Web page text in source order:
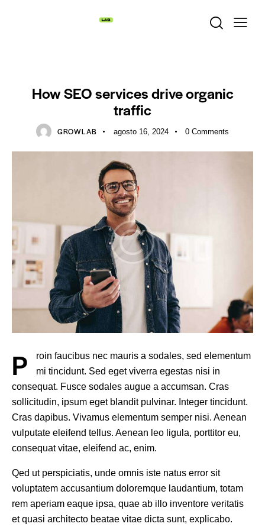
How SEO services drive organic
traffic
GROWLAB agosto 16, 2024 0 Comments
P
roin faucibus nec mauris a sodales, sed elementum
mi tincidunt. Sed eget viverra egestas nisi in
consequat. Fusce sodales augue a accumsan. Cras
sollicitudin, ipsum eget blandit pulvinar. Integer tincidunt.
Cras dapibus. Vivamus elementum semper nisi. Aenean
vulputate eleifend tellus. Aenean leo ligula, porttitor eu,
consequat vitae, eleifend ac, enim.
Qed ut perspiciatis, unde omnis iste natus error sit
voluptatem accusantium doloremque laudantium, totam
rem aperiam eaque ipsa, quae ab illo inventore veritatis
et quasi architecto beatae vitae dicta sunt, explicabo.